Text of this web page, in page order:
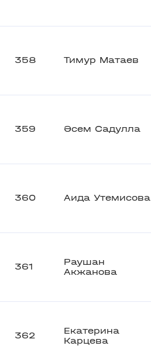
358 Тимур Матаев
359 Әсем Садулла
360 Аида Утемисова
361
Раушан
Акжанова
362
Екатерина
Карцева